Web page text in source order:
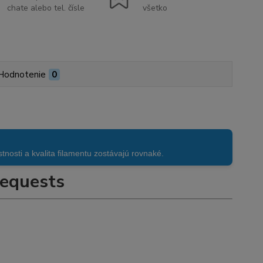
chate alebo tel. čísle
všetko
0
a kvalita filamentu zostávajú rovnaké.